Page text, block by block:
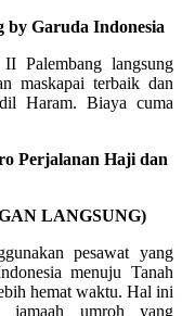
by Garuda Indonesia
Palembang langsung
maskapai terbaik dan
Haram. Biaya cuma
Perjalanan Haji dan
LANGSUNG)
pesawat yang
menuju Tanah
hemat waktu. Hal ini
jamaah umroh yang